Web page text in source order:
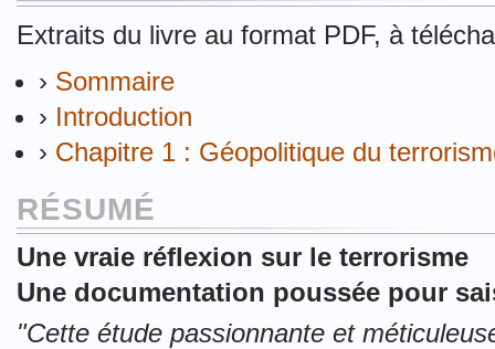
Extraits du livre au format PDF, à
› Sommaire
› Introduction
› Chapitre 1 : Géopolitique du
RÉSUMÉ
Une vraie réflexion sur le terrorisme
Une documentation poussée pour
"Cette étude passionnante et